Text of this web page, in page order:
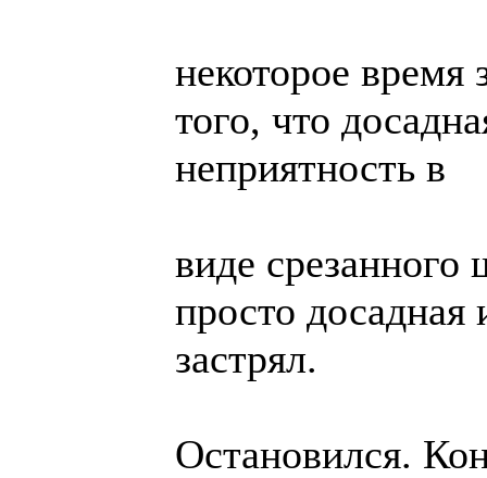
некоторое время
того, что
неприятность в
виде
просто
застрял.
Остановился.